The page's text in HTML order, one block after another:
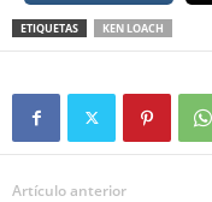
ETIQUETAS KEN LOACH
Artículo anterior